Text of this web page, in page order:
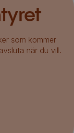
som kommer
när du vill.